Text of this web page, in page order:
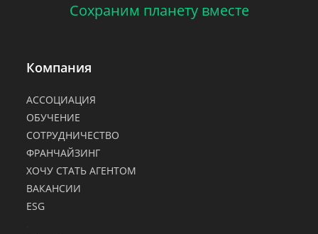
Сохраним планету вместе
Компания
АССОЦИАЦИЯ
ОБУЧЕНИЕ
СОТРУДНИЧЕСТВО
ФРАНЧАЙЗИНГ
ХОЧУ СТАТЬ АГЕНТОМ
ВАКАНСИИ
ESG